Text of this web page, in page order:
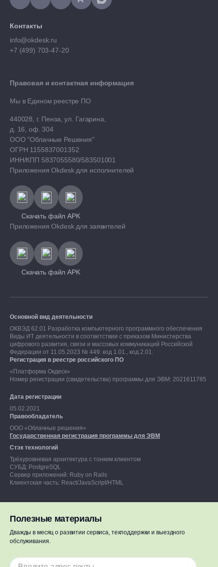
Полезные материалы
Дважды в месяц о развитии сервиса, техподдержки и выездного
обслуживания.
Правовая и контактная информация
Мы в Едином реестре ПО
440028, г. Пенза, ул. Гагарина,
д. 16, оф. 304
ООО "Облачные Решения"
ОГРН 1155837001352
ИНН/КПП 5837055580/583501001
Приложения Okdesk для исполнителей
Скачать файл APK
Приложения Okdesk для заявителей
Скачать файл APK
Контакты
info@okdesk.ru
+7 (499) 703-47-20
Основной вид деятельности
ОКВЭД 62.01 Разработка компьютерного программного обеспечения
Виды ИТ деятельности в соответствии с приказом Министерства
цифрового развития, связи и массовых коммуникаций Российской
Федерации от 11.05.2023 № 449: код 1.01., код 2.01.
Регистрация в реестре российского ПО
«Платформа Окдеск»
Номер регистрации (свидетельства) программы для ЭВМ: 2021611785
Дата регистрации
05.02.2021
Правообладатель
ООО «Облачные решения»
Государственная регистрация программы для ЭВМ
Стэк технологий
Трёхуровневая архитектура с тонким клиентом
СУБД: PostgreSQL
Сервер приложений: Ruby on Rails
Клиентская часть: React/JavaScript/HTML
Результаты СОУТ